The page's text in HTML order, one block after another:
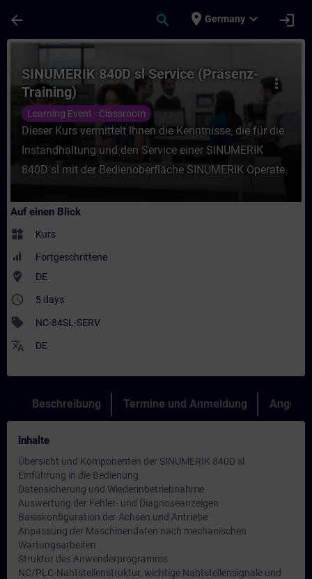
arrow_back search place Germany expand_more login
Kurs - SINUMERIK 840D sl Service
more_vert
SINUMERIK 840D sl Service (Präsenz-
Training)
Learning Event - Classroom
Dieser Kurs vermittelt Ihnen die Kenntnisse, die für die
Instandhaltung und den Service einer SINUMERIK
840D sl mit der Bedienoberfläche SINUMERIK Operate.
Auf einen Blick
widgets Kurs
Fortgeschrittene
where_to_vote DE
access_time 5 days
sell NC-84SL-SERV
translate DE
Beschreibung Termine und Anmeldung Angebot
Inhalte
Übersicht und Komponenten der SINUMERIK 840D sl
Einführung in die Bedienung
Datensicherung und Wiederinbetriebnahme
Auswertung der Fehler- und Diagnoseanzeigen
Basiskonfiguration der Achsen und Antriebe
Anpassung der Maschinendaten nach mechanischen
Wartungsarbeiten
Struktur des Anwenderprogramms
NC/PLC-Nahtstellenstruktur, wichtige Nahtstellensignale und